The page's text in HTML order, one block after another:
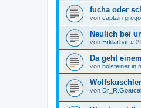
fucha oder
von captain
Neulich bei
von Erklärbär »
Da geht
von holsteiner in
von